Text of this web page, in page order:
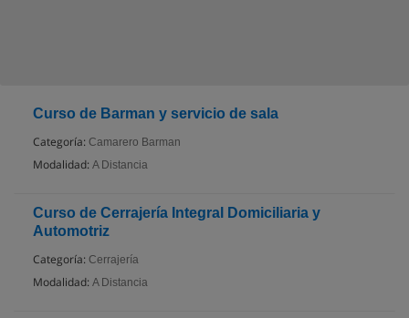
Curso de Barman y servicio de sala
Categoría: Camarero Barman
Modalidad: A Distancia
Curso de Cerrajería Integral Domiciliaria y
Automotriz
Categoría: Cerrajería
Modalidad: A Distancia